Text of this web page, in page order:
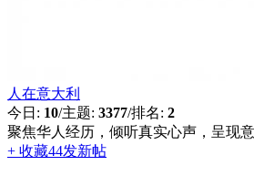
人在意大利
今日: 10/主题: 3377/排名: 2
聚焦华人经历，倾听真实心声，呈现
+ 收藏44发新帖